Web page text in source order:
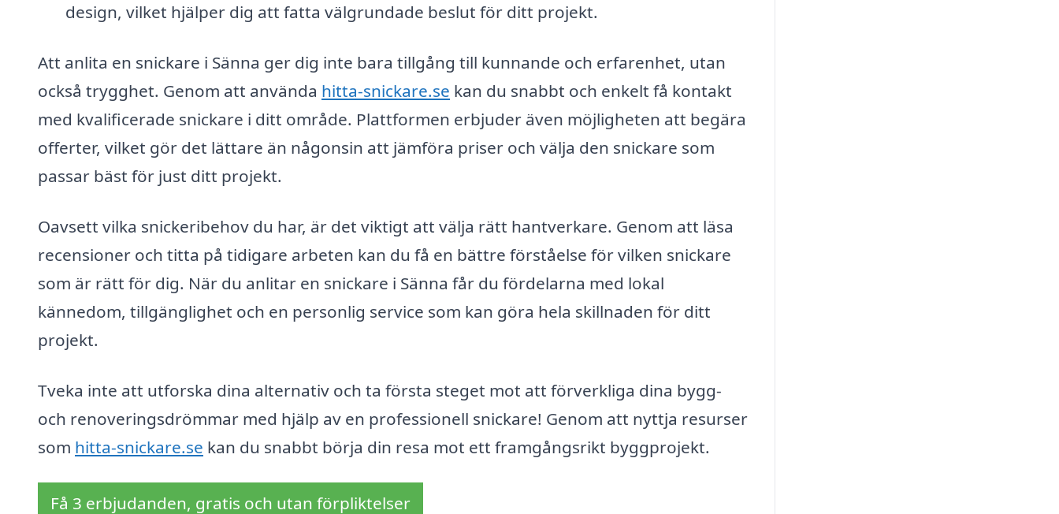
design, vilket hjälper dig att fatta välgrundade beslut för ditt projekt.
Att anlita en snickare i Sänna ger dig inte bara tillgång till kunnande och erfarenhet, utan
också trygghet. Genom att använda hitta-snickare.se kan du snabbt och enkelt få kontakt
med kvalificerade snickare i ditt område. Plattformen erbjuder även möjligheten att begära
offerter, vilket gör det lättare än någonsin att jämföra priser och välja den snickare som
passar bäst för just ditt projekt.
Oavsett vilka snickeribehov du har, är det viktigt att välja rätt hantverkare. Genom att läsa
recensioner och titta på tidigare arbeten kan du få en bättre förståelse för vilken snickare
som är rätt för dig. När du anlitar en snickare i Sänna får du fördelarna med lokal
kännedom, tillgänglighet och en personlig service som kan göra hela skillnaden för ditt
projekt.
Tveka inte att utforska dina alternativ och ta första steget mot att förverkliga dina bygg-
och renoveringsdrömmar med hjälp av en professionell snickare! Genom att nyttja resurser
som hitta-snickare.se kan du snabbt börja din resa mot ett framgångsrikt byggprojekt.
Få 3 erbjudanden, gratis och utan förpliktelser